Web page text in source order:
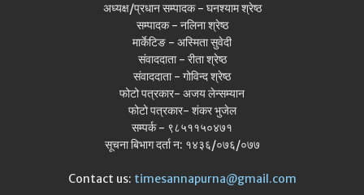
अध्यक्ष/प्रधान सम्पादक - घनश्याम श्रेष्ठ
सम्पादक - नलिना श्रेष्ठ
मार्केटिङ - अस्मिता सुवेदी
संवाददाता - रीता श्रेष्ठ
संवाददाता - गोविन्द श्रेष्ठ
फोटो पत्रकार- अजय लेन्सम्यान
फोटो पत्रकार- शंकर भुजेल
सम्पर्क - ९८५११५०४७१
सूचना बिभाग दर्ता न: १४३६/०७६/०७७
Contact us: timesannapurna@gmail.com